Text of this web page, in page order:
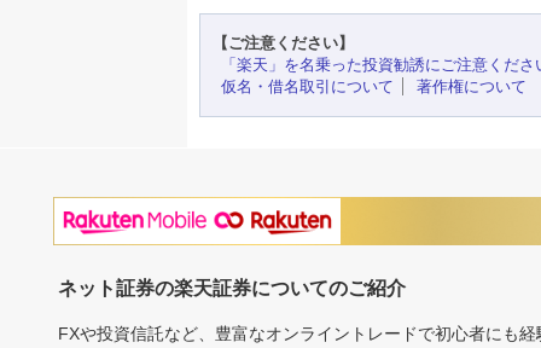
【ご注意ください】
「楽天」を名乗った投資勧誘にご注意くださ
仮名・借名取引について
著作権について
ネット証券の楽天証券についてのご紹介
FXや投資信託など、豊富なオンライントレードで初心者にも